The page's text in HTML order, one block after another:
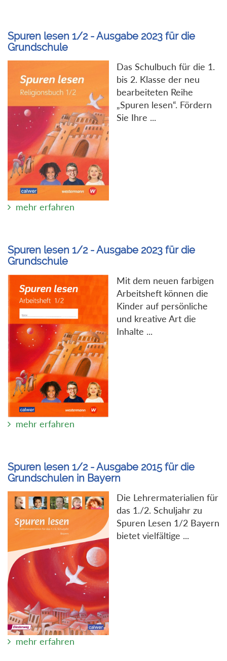
Spuren lesen 1/2 - Ausgabe 2023 für die
Grundschule
Das Schulbuch für die 1.
bis 2. Klasse der neu
bearbeiteten Reihe
„Spuren lesen“. Fördern
Sie Ihre ...
mehr erfahren
Spuren lesen 1/2 - Ausgabe 2023 für die
Grundschule
Mit dem neuen farbigen
Arbeitsheft können die
Kinder auf persönliche
und kreative Art die
Inhalte ...
mehr erfahren
Spuren lesen 1/2 - Ausgabe 2015 für die
Grundschulen in Bayern
Die Lehrermaterialien für
das 1./2. Schuljahr zu
Spuren Lesen 1/2 Bayern
bietet vielfältige ...
mehr erfahren